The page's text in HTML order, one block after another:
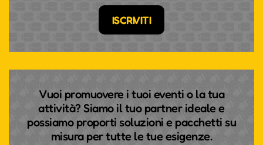
ISCRIVITI
Vuoi promuovere i tuoi eventi o la tua
attività? Siamo il tuo partner ideale e
possiamo proporti soluzioni e pacchetti su
misura per tutte le tue esigenze.